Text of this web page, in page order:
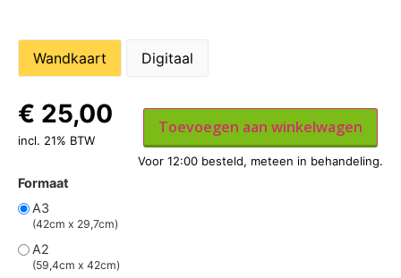
Wandkaart Digitaal
Formaat
A3
(42cm x 29,7cm)
A2
(59,4cm x 42cm)
€ 25,00
incl. 21% BTW
Toevoegen aan winkelwagen